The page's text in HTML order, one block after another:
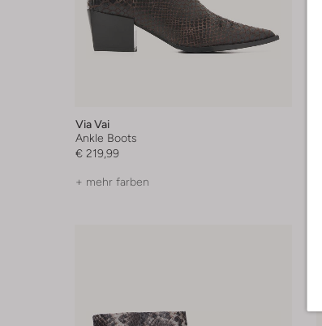
Via Vai
Ankle Boots
€ 219,99
+ mehr farben